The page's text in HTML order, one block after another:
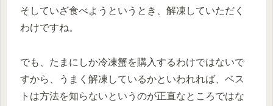
そしていざ食べようというとき、解凍していただく
わけですね。
でも、たまにしか冷凍蟹を購入するわけではないで
すから、うまく解凍しているかといわれれば、ベス
トは方法を知らないというのが正直なところではな